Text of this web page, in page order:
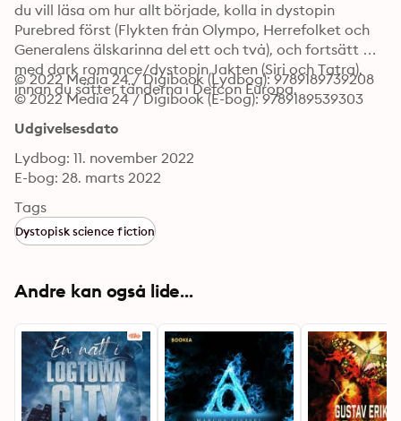
du vill läsa om hur allt började, kolla in dystopin
Purebred först (Flykten från Olympo, Herrefolket och
Generalens älskarinna del ett och två), och fortsätt
med dark romance/dystopin Jakten (Siri och Tatra),
innan du sätter tänderna i Defcon Europa.
© 2022 Media 24 / Digibook (Lydbog): 9789189739208
© 2022 Media 24 / Digibook (E-bog): 9789189539303
Udgivelsesdato
Lydbog: 11. november 2022
E-bog: 28. marts 2022
Tags
Dystopisk science fiction
Andre kan også lide...